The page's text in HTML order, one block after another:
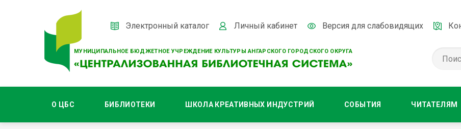
МУНИЦИПАЛЬНОЕ БЮДЖЕТНОЕ УЧРЕЖДЕНИЕ КУЛЬТУРЫ АНГАРСКОГО ГОРОДСКОГО ОКРУГА
Электронный каталог Личный кабинет Версия для слабовидящих
О ЦБС БИБЛИОТЕКИ ШКОЛА КРЕАТИВНЫХ ИНДУСТРИЙ СОБЫТИЯ ЧИТАТЕЛЯМ